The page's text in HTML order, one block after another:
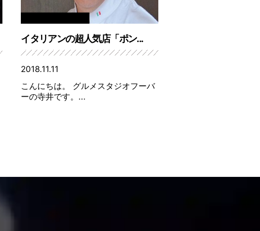
イタリアンの超人気店「ポン...
2018.11.11
こんにちは。 グルメスタジオフーバ
ーの寺井です。...